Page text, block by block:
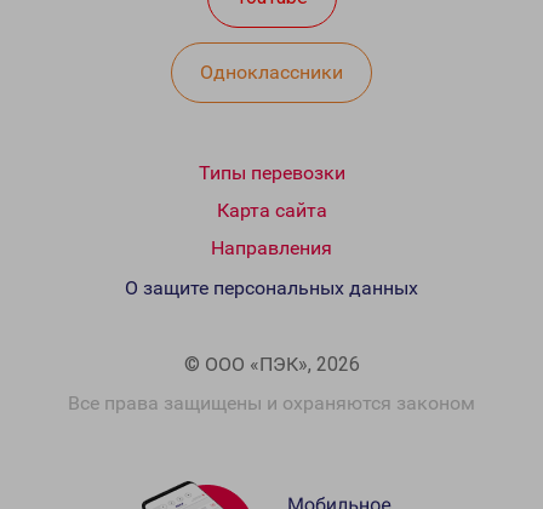
Одноклассники
Типы перевозки
Карта сайта
Направления
© ООО «ПЭК», 2026
Все права защищены и охраняются законом
О защите персональных данных